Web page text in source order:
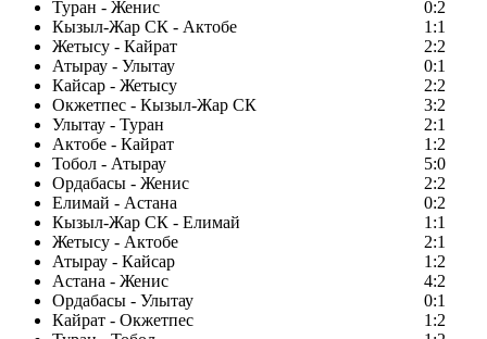
Туран - Женис
0:2
Кызыл-Жар СК - Актобе
1:1
Жетысу - Кайрат
2:2
Атырау - Улытау
0:1
Кайсар - Жетысу
2:2
Окжетпес - Кызыл-Жар СК
3:2
Улытау - Туран
2:1
Актобе - Кайрат
1:2
Тобол - Атырау
5:0
Ордабасы - Женис
2:2
Елимай - Астана
0:2
Кызыл-Жар СК - Елимай
1:1
Жетысу - Актобе
2:1
Атырау - Кайсар
1:2
Астана - Женис
4:2
Ордабасы - Улытау
0:1
Кайрат - Окжетпес
1:2